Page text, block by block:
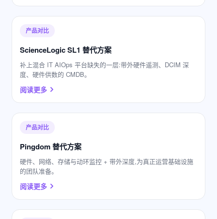
产品对比
ScienceLogic SL1 替代方案
补上混合 IT AIOps 平台缺失的一层:带外硬件遥测、DCIM 深
度、硬件供数的 CMDB。
阅读更多
产品对比
Pingdom 替代方案
硬件、网络、存储与动环监控 + 带外深度,为真正运营基础设施
的团队准备。
阅读更多